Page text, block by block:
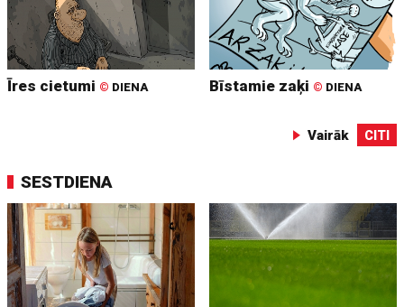
Īres cietumi © DIENA Bīstamie zaķi © DIENA
Vairāk CITI
SESTDIENA